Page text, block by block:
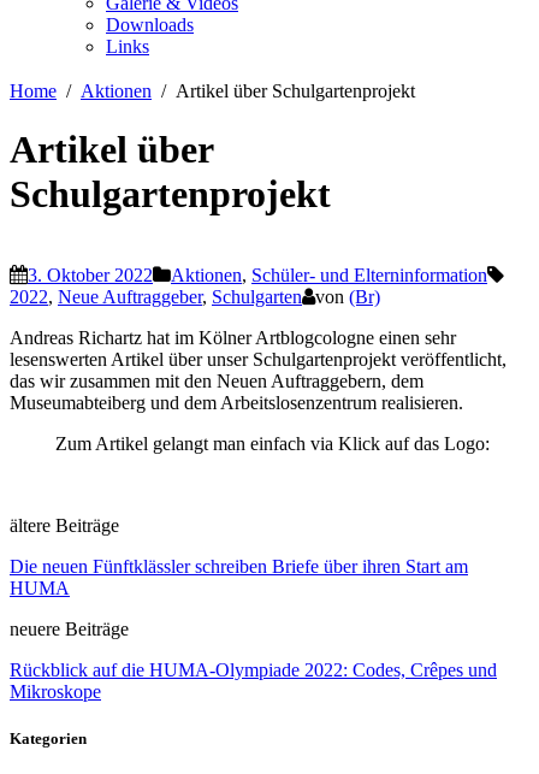
Downloads
Links
Home Aktionen Artikel über Schulgartenprojekt
Artikel über
Schulgartenprojekt
3. Oktober 2022 Aktionen, Schüler- und Elterninformation
2022, Neue Auftraggeber, Schulgarten von (Br)
Andreas Richartz hat im Kölner Artblogcologne einen sehr
lesenswerten Artikel über unser Schulgartenprojekt veröffentlicht,
das wir zusammen mit den Neuen Auftraggebern, dem
Museumabteiberg und dem Arbeitslosenzentrum realisieren.
Zum Artikel gelangt man einfach via Klick auf das Logo:
ältere Beiträge
Die neuen Fünftklässler schreiben Briefe über ihren Start am
HUMA
neuere Beiträge
Rückblick auf die HUMA-Olympiade 2022: Codes, Crêpes und
Mikroskope
Kategorien